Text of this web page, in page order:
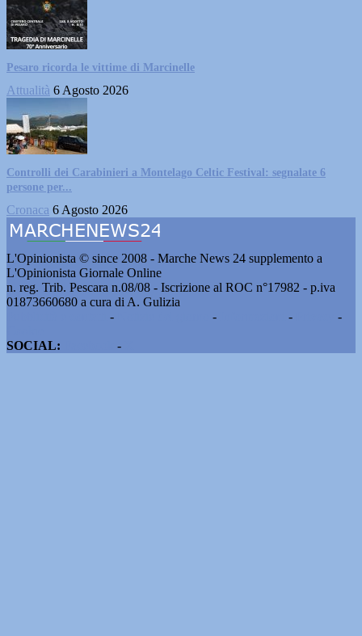
Pesaro ricorda le vittime di Marcinelle
Attualità 6 Agosto 2026
Controlli dei Carabinieri a Montelago Celtic Festival: segnalate 6
persone per...
Cronaca 6 Agosto 2026
L'Opinionista © since 2008 - Marche News 24 supplemento a
L'Opinionista Giornale Online
n. reg. Trib. Pescara n.08/08 - Iscrizione al ROC n°17982 - p.iva
01873660680 a cura di A. Gulizia
- - -
-
SOCIAL:
-